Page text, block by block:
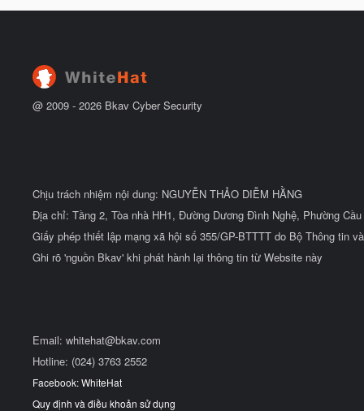
@ 2009 - 2026 Bkav Cyber Security
Chịu trách nhiệm nội dung: NGUYỄN THẢO DIỄM HẰNG
Địa chỉ: Tầng 2, Tòa nhà HH1, Đường Dương Đình Nghệ, Phường
Giấy phép thiết lập mạng xã hội số 355/GP-BTTTT do Bộ Thông tin
Ghi rõ 'nguồn Bkav' khi phát hành lại thông tin từ Website này
Email: whitehat@bkav.com
Hotline: (024) 3763 2552
Facebook: WhiteHat
Quy định và điều khoản sử dụng